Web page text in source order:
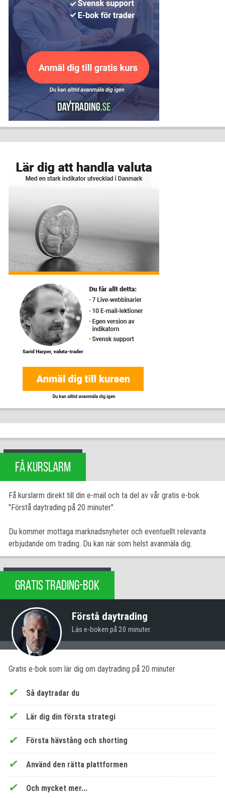
FÅ KURSLARM
Få kurslarm direkt till din e-mail och ta del av vår gratis e-bok
"Förstå daytrading på 20 minuter".
Du kommer mottaga marknadsnyheter och eventuellt relevanta
erbjudande om trading. Du kan när som helst avanmäla dig.
GRATIS TRADING-BOK
Förstå daytrading
Läs e-boken på 20 minuter.
Gratis e-bok som lär dig om daytrading på 20 minuter
Så daytradar du
Lär dig din första strategi
Första hävstång och shorting
Använd den rätta plattformen
Och mycket mer...